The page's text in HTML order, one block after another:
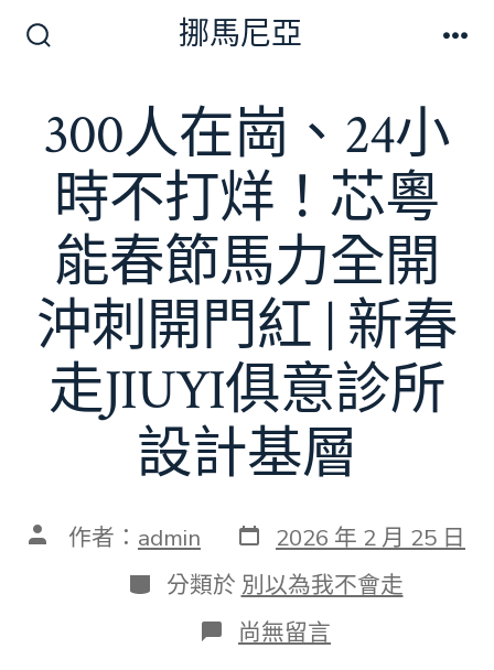
換
開
關
挪馬尼亞
300人在崗、24小
時不打烊！芯粵
能春節馬力全開
沖刺開門紅 | 新春
走JIUYI俱意診所
設計基層
文 作者： admin 發
表
日
期
2026 年 2 月 25 日
分
類
分類於 別以為我不會走
在
〈300
尚無留言